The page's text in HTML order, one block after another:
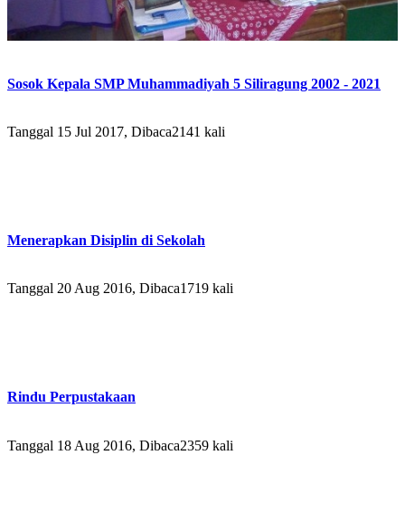
Sosok Kepala SMP Muhammadiyah 5 Siliragung 2002 - 2021
Tanggal 15 Jul 2017, Dibaca2141 kali
Menerapkan Disiplin di Sekolah
Tanggal 20 Aug 2016, Dibaca1719 kali
Rindu Perpustakaan
Tanggal 18 Aug 2016, Dibaca2359 kali